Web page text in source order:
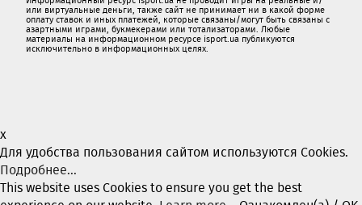
или виртуальные деньги, также сайт не принимает ни в какой форме
oплaту ставок и иных платежей, которые связаны/могут быть связаны c
азартными игрaми, букмекерами или тотализаторами. Любые
материалы на информационном ресурсе isport.ua публикуютcя
исключительно в информационных целях.
x
Для удобства пользования сайтом используются Cookies.
Подробнее...
This website uses Cookies to ensure you get the best